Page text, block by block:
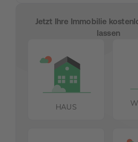
Jetzt Ihre Immobilie
lassen
HAUS